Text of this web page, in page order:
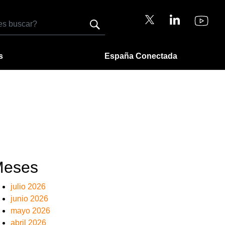
España Conectada
julio 2026
junio 2026
mayo 2026
abril 2026